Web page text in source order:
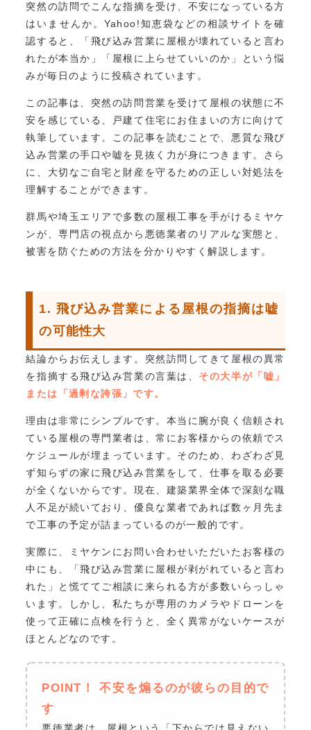
突然の訪問でこんな指摘を受け、不安になっている方
はいませんか。Yahoo!知恵袋などの相談サイトを確
認すると、「飛び込み営業に屋根が壊れていると言わ
れたが本当か」「屋根に上らせていいのか」という悩
みが毎日のように投稿されています。
この記事は、突然の訪問営業を受けて屋根の状態に不
安を感じている、戸建て住宅にお住まいの方に向けて
執筆しています。この記事を読むことで、悪質な飛び
込み営業の手口や嘘を見抜く力が身につきます。さら
に、大切なご自宅と財産を守るための正しい対処法を
理解することができます。
群馬や埼玉エリアで多数の屋根工事を手がけるミヤケ
ンが、専門店の視点から悪徳業者のリアルな実態と、
被害を防ぐための方法を分かりやすく解説します。
1. 飛び込み営業による屋根の指摘は嘘
の可能性大
結論からお伝えします。突然訪問してきて屋根の異常
を指摘する飛び込み営業の言葉は、 その大半が「嘘」
または「過剰な誇張」です。
理由は非常にシンプルです。本当に腕が良く信頼され
ている屋根の専門業者は、常にお客様からの依頼でス
ケジュールが埋まっています。そのため、わざわざ見
ず知らずの家に飛び込み営業をして、仕事を取る必要
が全くないからです。現在、建築業界全体で深刻な職
人不足が続いており、優良な業者であれば数ヶ月先ま
で工事の予定が詰まっているのが一般的です。
実際に、ミヤケンにお問い合わせいただいたお客様の
中にも、「飛び込み営業に屋根が剥がれていると言わ
れた」と慌ててご相談に来られる方が多数いらっしゃ
います。しかし、私たちが専用のカメラやドローンを
使って正確に点検を行うと、全く異常がないケースが
ほとんどなのです。
POINT！ 不安を煽るのが彼らの目的で
す